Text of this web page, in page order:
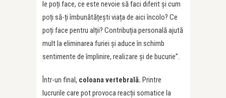
le poți face, ce este nevoie să faci diferit și cum
poți să-ți îmbunătățești viața de aici încolo? Ce
poți face pentru alții? Contribuția personală ajută
mult la eliminarea furiei și aduce în schimb
sentimente de împlinire, realizare și de bucurie”.
Într-un final, coloana vertebrală. Printre
lucrurile care pot provoca reacții somatice la